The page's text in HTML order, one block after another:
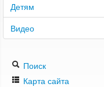
Детям
Видео
Поиск
Карта сайта